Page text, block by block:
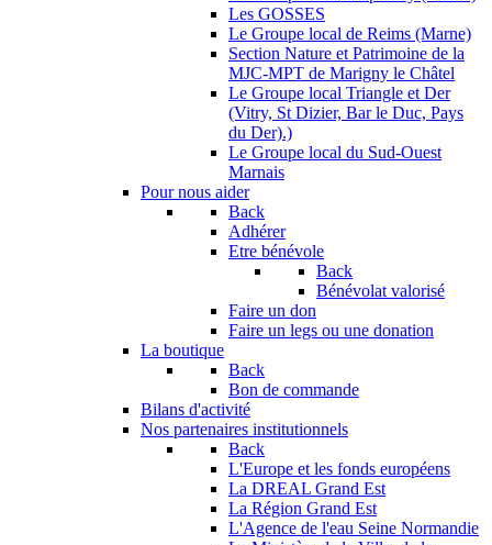
Les GOSSES
Le Groupe local de Reims (Marne)
Section Nature et Patrimoine de la
MJC-MPT de Marigny le Châtel
Le Groupe local Triangle et Der
(Vitry, St Dizier, Bar le Duc, Pays
du Der).)
Le Groupe local du Sud-Ouest
Marnais
Pour nous aider
Back
Adhérer
Etre bénévole
Back
Bénévolat valorisé
Faire un don
Faire un legs ou une donation
La boutique
Back
Bon de commande
Bilans d'activité
Nos partenaires institutionnels
Back
L'Europe et les fonds européens
La DREAL Grand Est
La Région Grand Est
L'Agence de l'eau Seine Normandie